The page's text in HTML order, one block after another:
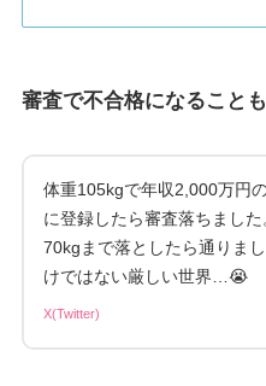
審査で不合格になること
体重105kgで年収2,000万円
に登録したら審査落ちまし
70kgまで落としたら通りま
けではない厳しい世界…😭
X(Twitter)